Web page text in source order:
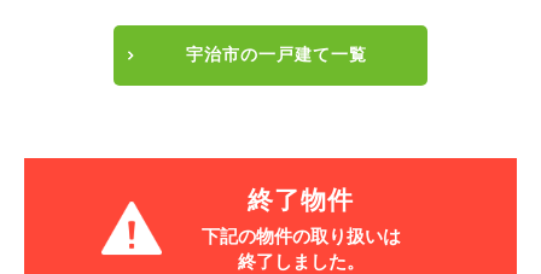
宇治市の一戸建て一覧
終了物件
下記の物件の取り扱いは
終了しました。